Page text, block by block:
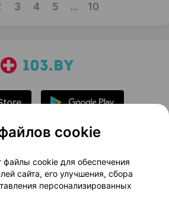
3 4 5 … 10
Новости проекта
Медицинский маркетинг
договор
Доставка
cookie
файлы cookie для обеспечения
сайта, его улучшения, сбора
персонализированных